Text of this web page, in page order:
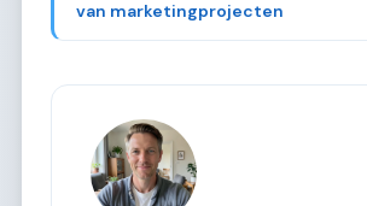
van marketingprojecten